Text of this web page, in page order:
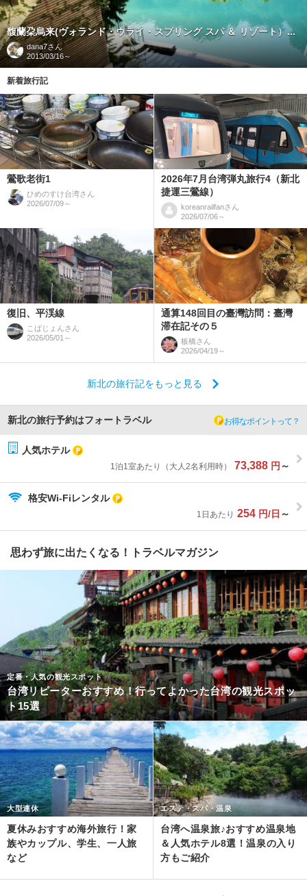
馥蘭朶烏来(ヴォランド・ウライ・スプリング スパ ＆ リゾート）...
dana7さん
2013/03/16～
新着旅行記
鶯歌老街1
ひめのすけ台湾さん
2026/07/09～
2026年7月台湾弾丸旅行4（新北
捷運三鶯線）
koreanrailfanさん
2026/07/06～
復旧、平渓線
こばじょん さん
2026/05/01～
通算148回目の臺灣訪問：臺灣
滞在記その５
板橋さん
2026/04/19～
新北の旅行記をもっと見る
新北の旅行予約はフォートラベル お得なポイントって？
人気ホテル
1泊1室あたり（大人2名利用時） 73,388 円 ～
格安Wi-Fiレンタル
1日あたり 254 円/日 ～
思わず旅に出たくなる！トラベルマガジン
定番・人気の観光スポット
台湾リピーターおすすめ！行ってよかった台湾の観光スポッ
ト15選
大型連休
夏休みおすすめ海外旅行！家
族やカップル、学生、一人旅
など
エステ・スパ・温泉
台湾へ温泉旅♪おすすめ温泉地
＆人気ホテル8選！温泉の入り
方もご紹介